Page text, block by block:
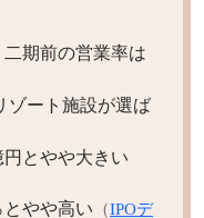
期前の営業率は
ゾート施設が選ば
とやや大きい
とやや高い （IPOデ